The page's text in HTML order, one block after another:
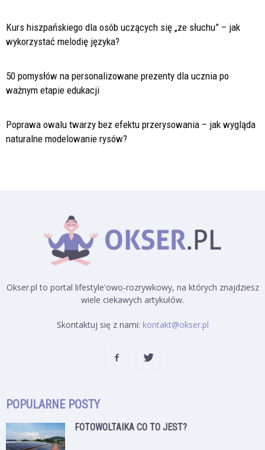
Kurs hiszpańskiego dla osób uczących się „ze słuchu” – jak
wykorzystać melodię języka?
50 pomysłów na personalizowane prezenty dla ucznia po
ważnym etapie edukacji
Poprawa owalu twarzy bez efektu przerysowania – jak wygląda
naturalne modelowanie rysów?
Okser.pl to portal lifestyle'owo-rozrywkowy, na których znajdziesz
wiele ciekawych artykułów.
Skontaktuj się z nami: kontakt@okser.pl
POPULARNE POSTY
FOTOWOLTAIKA CO TO JEST?